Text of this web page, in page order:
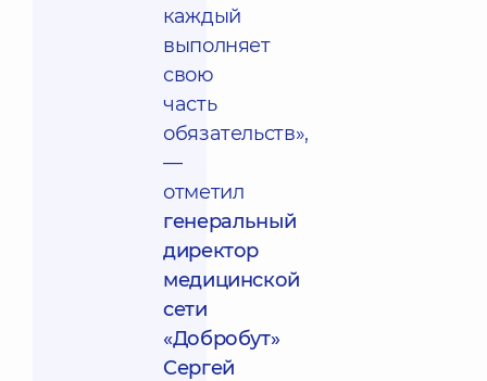
каждый
выполняет
свою
часть
обязательств»,
—
отметил
генеральный
директор
медицинской
сети
«Добробут»
Сергей